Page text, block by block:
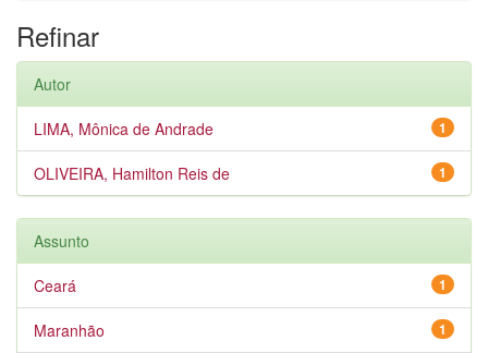
Refinar
Autor
1
LIMA, Mônica de Andrade
1
OLIVEIRA, Hamilton Reis de
Assunto
1
Ceará
1
Maranhão